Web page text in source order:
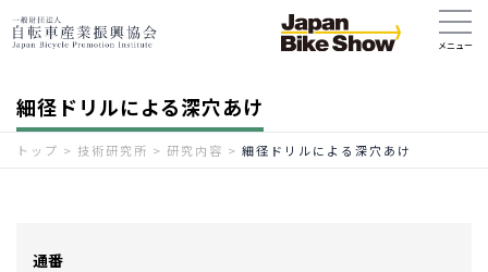
細径ドリルによる深穴あけ
トップ > 技術研究所 > 研究内容 > 細径ドリルによる深穴あけ
通番